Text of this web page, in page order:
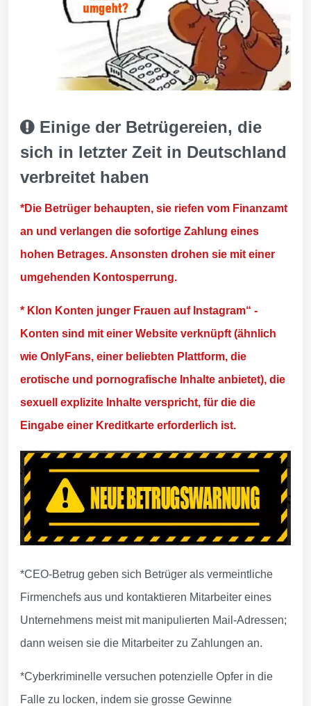
Einige der Betrügereien, die
sich in letzter Zeit in Deutschland
verbreitet haben
*Die Betrüger behaupten, sie riefen vom Finanzamt
an und verlangen die sofortige Zahlung eines
hohen Betrages. Ansonsten drohen sie mit einer
umgehenden Kontosperrung.
* Klon Konten junger Frauen auf Instagram“ -
Konten sind mit einer Website verknüpft (ähnlich
wie OnlyFans, einer beliebten Plattform, die
erotische und pornografische Inhalte anbietet), die
sexuell explizite Inhalte verspricht, für die die
Eingabe einer Kreditkarte erforderlich ist.
*CEO-Betrug geben sich Betrüger als vermeintliche
Firmenchefs aus und kontaktieren Mitarbeiter eines
Unternehmens meist mit manipulierten Mail-Adressen;
dann weisen sie die Mitarbeiter zu Zahlungen an.
*Cyberkriminelle versuchen potenzielle Opfer in die
Falle zu locken, indem sie grosse Gewinne